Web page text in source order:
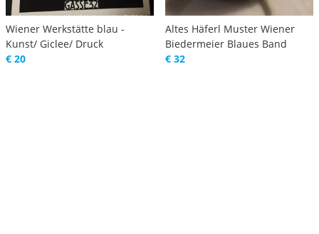
Wiener Werkstätte blau -
Kunst/ Giclee/ Druck
€ 20
Altes Häferl Muster Wiener
Biedermeier Blaues Band
€ 32